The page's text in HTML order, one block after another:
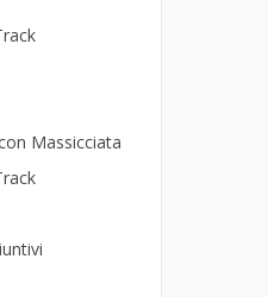
Massicciata